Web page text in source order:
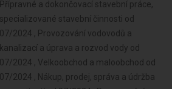
Přípravné a dokončovací stavební práce, specializované stavební činnosti od 07/2024 , Provozování vodovodů a kanalizací a úprava a rozvod vody od 07/2024 , Velkoobchod a maloobchod od 07/2024 , Nákup, prodej, správa a údržba nemovitostí od 07/2024 , Provozování kulturních, kulturně-vzdělávacích a zábavních zařízení, pořádání kulturních produkcí, zábav, výstav, veletrhů, přehlídek, prodejních a obdobných akcí od 02/2025 , Provozování tělovýchovných a sportovních zařízení a organizování sportovní činnosti od 02/2025 , Praní pro domácnost, žehlení, opravy a údržba oděvů, bytového textilu a osobního zboží od 02/2025 , Poskytování technických služeb od 02/2025 , Opravy a údržba potřeb pro domácnost, předmětů kulturní povahy, výrobků jemné mechaniky, optických přístrojů a měřidel od 02/2025 , Poskytování služeb osobního charakteru a pro osobní hygienu od 02/2025 , Poskytování služeb pro rodinu a domácnost od 02/2025 , Poskytování služeb pro právnické osoby a svěřenské fondy od 02/2025 , Poskytování služeb pro zemědělství, zahradnictví, rybníkářství, lesnictví a myslivost od 02/2025 , Činnost odborného lesního hospodáře a vyhotovování lesních hospodářských plánů a osnov od 02/2025 , Diagnostická, zkušební a poradenská činnost v ochraně rostlin a ošetřování rostlin, rostlinných produktů, objektů a půdy proti škodlivým organismům přípravky na ochranu rostlin nebo biocidními přípravky od 02/2025 , Nakládání s reprodukčním materiálem lesních dřevin od 02/2025 , Úprava nerostů, dobývání rašeliny a bahna od 02/2025 , Chov zvířat a jejich výcvik (s výjimkou živočišné výroby) od 02/2025 , Výroba potravinářských a škrobárenských výrobků od 02/2025 , Pěstitelské pálení od 02/2025 , Výroba krmiv, krmných směsí, doplňkových látek a premixů od 02/2025 , Výroba textilií, textilních výrobků, oděvů a oděvních doplňků od 02/2025 , Výroba a opravy obuvi, brašnářského a sedlářského zboží od 02/2025 , Zpracování dřeva, výroba dřevěných, korkových, proutěných a slaměných výrobků od 02/2025 , Výroba vlákniny, papíru a lepenky a zboží z těchto materiálů od 02/2025 , Vydavatelské činnosti, polygrafická výroba, knihařské a kopírovací práce od 02/2025 , Výroba, rozmnožování, distribuce, prodej, pronájem zvukových a zvukově-obrazových záznamů a výroba nenahraných nosičů údajů a záznamů od 02/2025 , Výroba koksu, surového dehtu a jiných pevných paliv od 02/2025 , Výroba chemických látek a chemických směsí nebo předmětů a kosmetických přípravků od 02/2025 , Výroba hnojiv od 02/2025 , Výroba plastových a pryžových výrobků od 02/2025 , Výroba a zpracování skla od 02/2025 , Výroba stavebních hmot, porcelánových, keramických a sádrových výrobků od 02/2025 , Výroba brusiv a ostatních minerálních nekovových výrobků od 02/2025 , Broušení technického a šperkového kamene od 02/2025 , Výroba a hutní zpracování železa, drahých a neželezných kovů a jejich slitin od 02/2025 , Výroba kovových konstrukcí a kovodělných výrobků od 02/2025 , Umělecko-řemeslné zpracování kovů od 02/2025 , Povrchové úpravy a svařování kovů a dalších materiálů od 02/2025 , Výroba měřicích, zkušebních, navigačních, optických a fotografických přístrojů a zařízení od 02/2025 , Výroba elektronických součástek, elektrických zařízení a výroba a opravy elektrických strojů, přístrojů a elektronických zařízení pracujících na malém napětí od 02/2025 , Výroba neelektrických zařízení pro domácnost od 02/2025 , Výroba strojů a zařízení od 02/2025 , Výroba motorových a přípojných vozidel a karoserií od 02/2025 , Stavba a výroba plavidel od 02/2025 , Výroba, vývoj, projektování, zkoušky, instalace, údržba, opravy, modifikace a konstrukční změny letadel, motorů letadel, vrtulí, letadlových částí a zařízení a leteckých pozemních zařízení od 02/2025 , Výroba drážních hnacích vozidel a drážních vozidel na dráze tramvajové, trolejbusové a lanové a železničního parku od 02/2025 , Výroba jízdních kol, vozíků pro invalidy a jiných nemotorových dopravních prostředků od 02/2025 , Zastavárenská činnost a maloobchod s použitým zbožím od 02/2025 , Výroba a opravy čalounických výrobků od 02/2025 , Údržba motorových vozidel a jejich p